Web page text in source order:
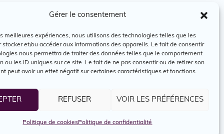
Gérer le consentement
meilleures expériences, nous utilisons des technologies telles que les
stocker et/ou accéder aux informations des appareils. Le fait de consentir
nous permettra de traiter des données telles que le comportement
ou les ID uniques sur ce site. Le fait de ne pas consentir ou de retirer son
peut avoir un effet négatif sur certaines caractéristiques et fonctions.
REFUSER VOIR LES PRÉFÉRENCES
Politique de cookiesPolitique de confidentialité